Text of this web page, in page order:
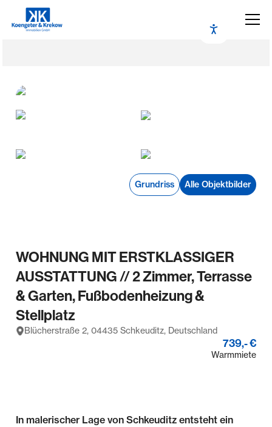
Grundriss Alle Objektbilder
WOHNUNG MIT ERSTKLASSIGER
AUSSTATTUNG // 2 Zimmer, Terrasse
& Garten, Fußbodenheizung &
Stellplatz
Blücherstraße 2, 04435 Schkeuditz, Deutschland
739,- €
Warmmiete
In malerischer Lage von Schkeuditz entsteht ein